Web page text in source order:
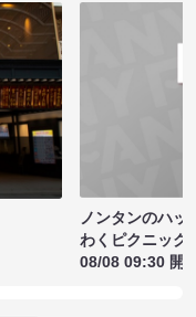
ノンタンのハッ
わくピクニック
08/08 09:30 開